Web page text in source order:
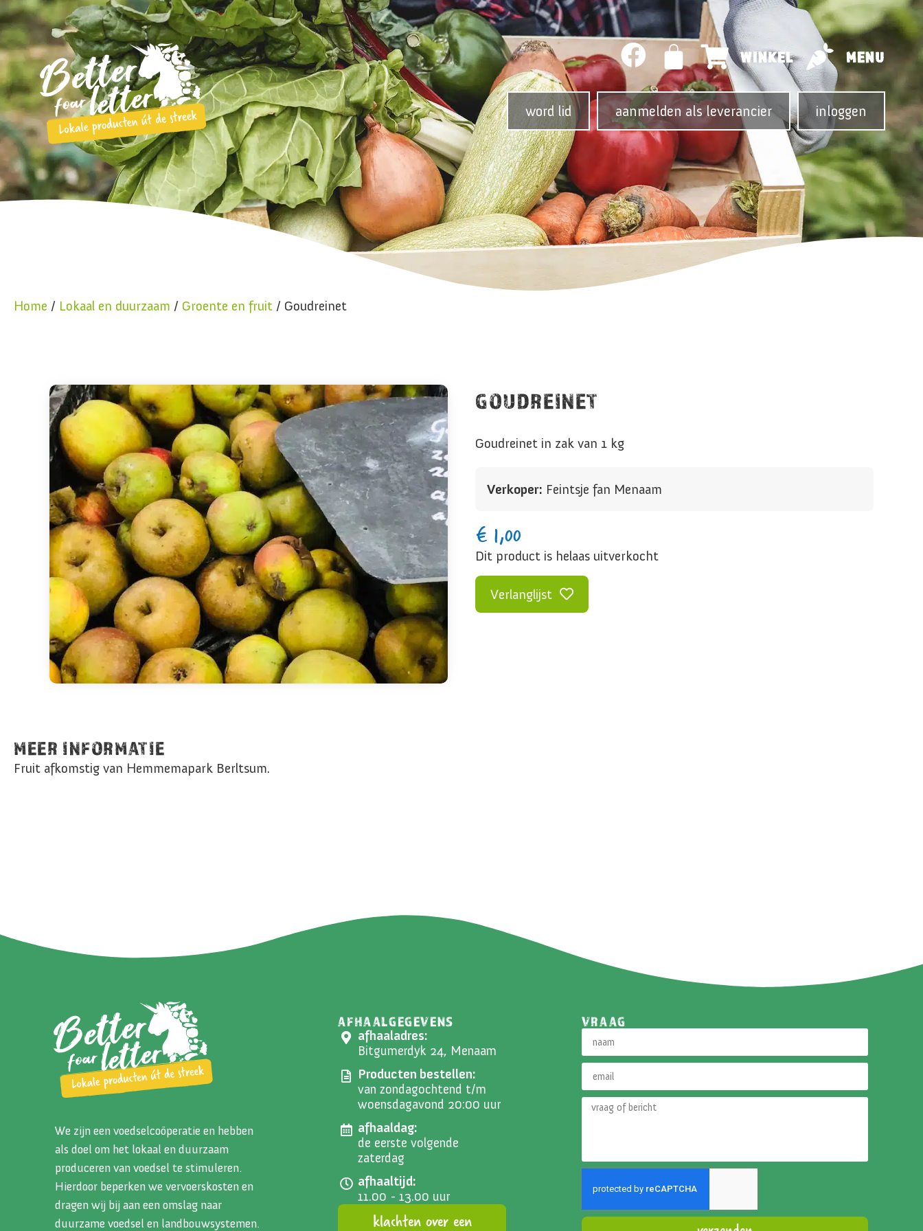
WINKEL MENU
word lid aanmelden als leverancier inloggen
Home / Lokaal en duurzaam / Groente en fruit / Goudreinet
GOUDREINET
Goudreinet in zak van 1 kg
Verkoper: Feintsje fan Menaam
€ 1,00
Dit product is helaas uitverkocht
Verlanglijst
MEER INFORMATIE
Fruit afkomstig van Hemmemapark Berltsum.
We zijn een voedselcoöperatie en hebben
als doel om het lokaal en duurzaam
produceren van voedsel te stimuleren.
Hierdoor beperken we vervoerskosten en
dragen wij bij aan een omslag naar
duurzame voedsel en landbouwsystemen.
AFHAALGEGEVENS
afhaaladres:
Bitgumerdyk 24, Menaam
Producten bestellen:
van zondagochtend t/m
woensdagavond 20:00 uur
afhaaldag:
de eerste volgende
zaterdag
afhaaltijd:
11.00 - 13.00 uur
klachten over een
VRAAG